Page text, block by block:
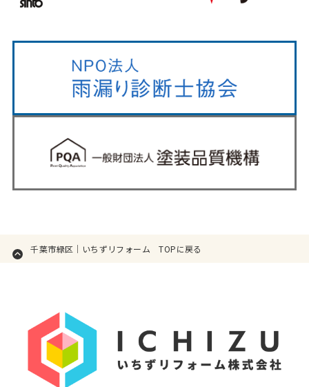
千葉市緑区｜いちずリフォーム TOPに戻る